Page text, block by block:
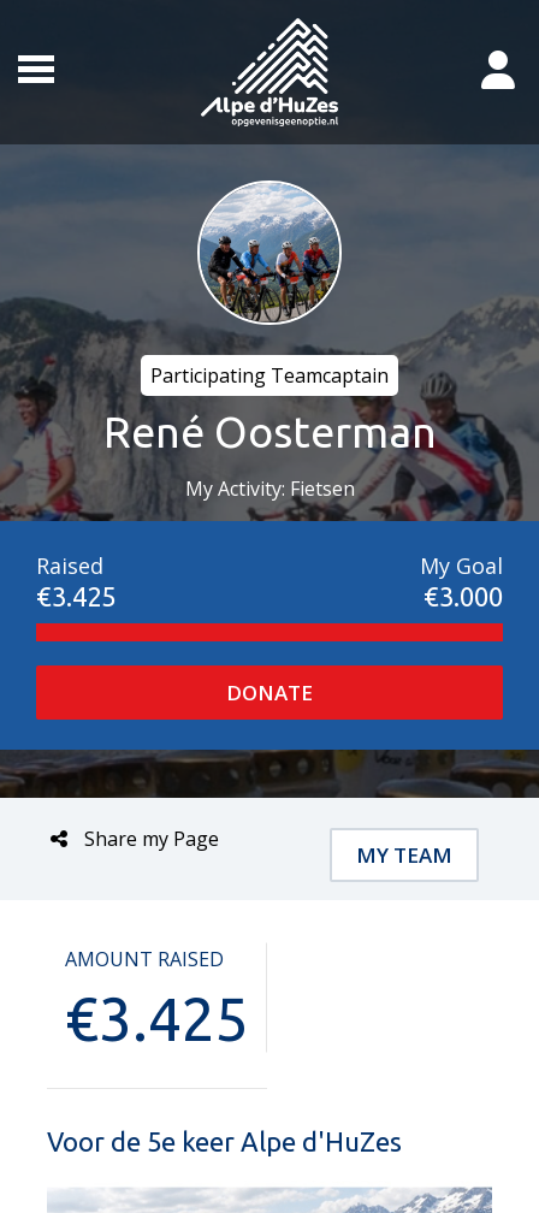
Participating Teamcaptain
René Oosterman
My Activity: Fietsen
Raised
€3.425
My Goal
€3.000
DONATE
Share my Page
MY TEAM
AMOUNT RAISED
€3.425
Voor de 5e keer Alpe d'HuZes